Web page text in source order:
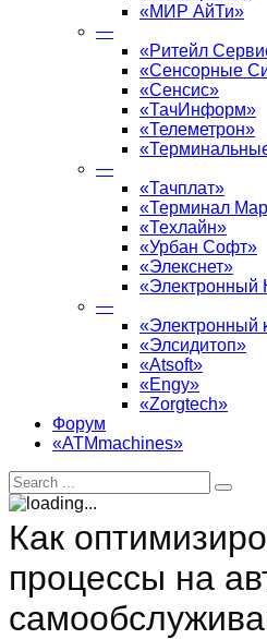
«МИР АйТи»
—
«Ритейл
«Сенсорные
«Сенсис»
«ТачИнформ»
«Телеметрон»
—
«Тачплат»
«Терминал
«Техлайн»
«Урбан Софт»
«Элекснет»
«Электронный
—
«Электронный
«Элсидитоп»
«Atsoft»
«Engy»
«Zorgtech»
Форум
«ATMmachines»
Как
процессы на